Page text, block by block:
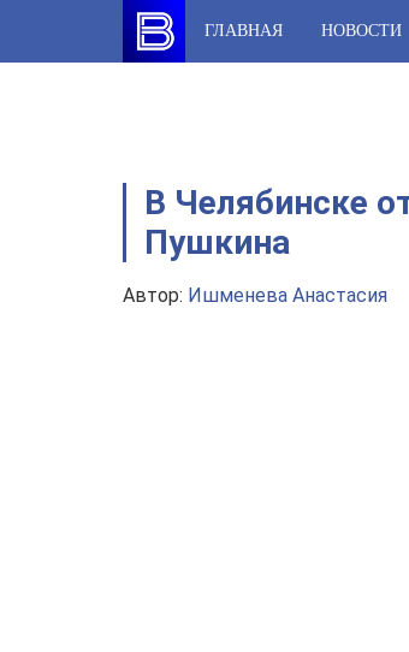
content
ГЛАВНАЯ НОВОСТИ
В Челябинске
Пушкина
Автор: Ишменева Анастасия